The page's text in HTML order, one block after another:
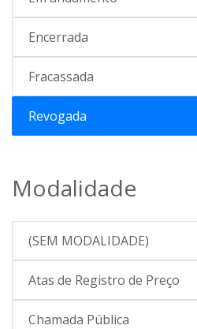
Encerrada
Fracassada
Revogada
Modalidade
(SEM MODALIDADE)
Atas de Registro de Preço
Chamada Pública